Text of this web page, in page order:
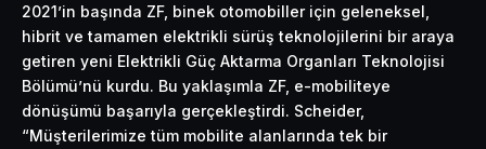
2021’in başında ZF, binek otomobiller için geleneksel,
hibrit ve tamamen elektrikli sürüş teknolojilerini bir araya
getiren yeni Elektrikli Güç Aktarma Organları Teknolojisi
Bölümü’nü kurdu. Bu yaklaşımla ZF, e-mobiliteye
dönüşümü başarıyla gerçekleştirdi. Scheider,
“Müşterilerimize tüm mobilite alanlarında tek bir